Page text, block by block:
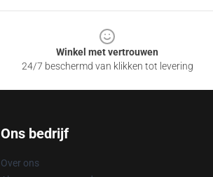
Winkel met vertrouwen
24/7 beschermd van klikken tot levering
Ons bedrijf
Over ons